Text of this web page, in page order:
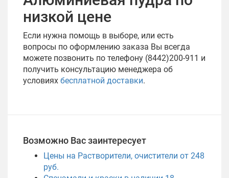
низкой цене
Если нужна помощь в выборе, или есть
вопросы по оформлению заказа Вы всегда
можете позвонить по телефону (8442)200-911 и
получить консультацию менеджера об
условиях бесплатной доставки.
Возможно Вас заинтересует
Цены на Растворители, очистители от 248
руб.